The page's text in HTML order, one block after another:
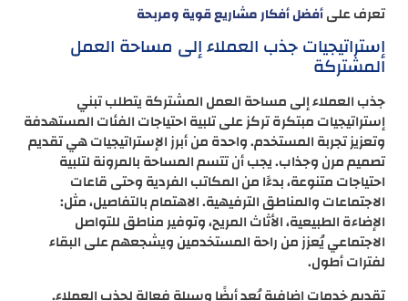
تعرف علىأفضل أفكار مشاريع قوية ومربحة
إستراتيجيات جذب العملاء إلى مساحة العمل
المشتركة
جذب العملاء إلى مساحة العمل المشتركة يتطلب تبني
إستراتيجيات مبتكرة تركز على تلبية احتياجات الفئات المستهدفة
وتعزيز تجربة المستخدم. واحدة من أبرز الإستراتيجيات هي تقديم
تصميم مرن وجذاب. يجب أن تتسم المساحة بالمرونة لتلبية
احتياجات متنوعة، بدءًا من المكاتب الفردية وحتى قاعات
الاجتماعات والمناطق الترفيهية. الاهتمام بالتفاصيل، مثل:
الإضاءة الطبيعية، الأثاث المريح، وتوفير مناطق للتواصل
الاجتماعي يُعزز من راحة المستخدمين ويشجعهم على البقاء
لفترات أطول.
تقديم خدمات إضافية يُعد أيضًا وسيلة فعالة لجذب العملاء.